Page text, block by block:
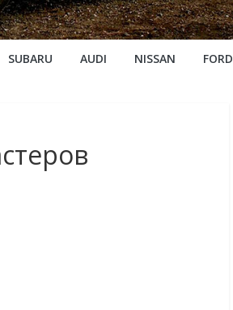
SUBARU AUDI NISSAN FORD